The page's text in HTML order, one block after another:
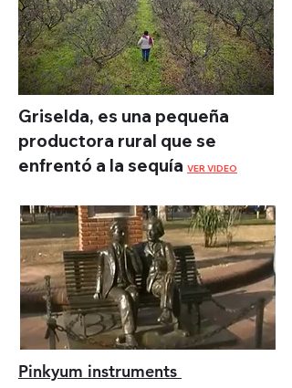
Griselda, es una pequeña
productora rural que se
enfrentó a la sequía VER VIDEO
Pinkyum instruments